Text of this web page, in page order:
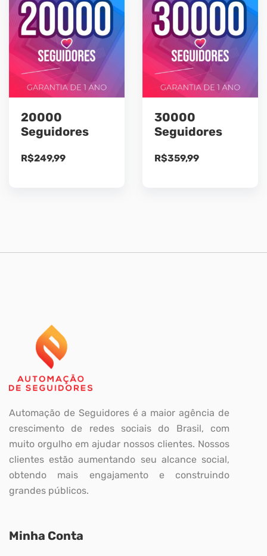
20000
Seguidores
R$249,99
30000
Seguidores
R$359,99
Automação de Seguidores é a maior agência de
crescimento de redes sociais do Brasil, com
muito orgulho em ajudar nossos clientes. Nossos
clientes estão aumentando seu alcance social,
obtendo mais engajamento e construindo
grandes públicos.
Minha Conta